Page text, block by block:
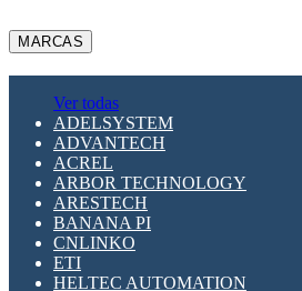
MARCAS
Ver todas
ADELSYSTEM
ADVANTECH
ACREL
ARBOR TECHNOLOGY
ARESTECH
BANANA PI
CNLINKO
ETI
HELTEC AUTOMATION